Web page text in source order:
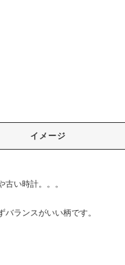
イメージ
い時計。。。
ランスがいい柄です。